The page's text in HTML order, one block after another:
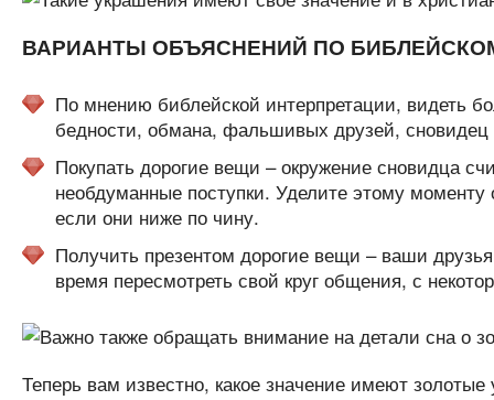
ВАРИАНТЫ ОБЪЯСНЕНИЙ ПО
По мнению библейской интерпретации, видеть
бедности, обмана, фальшивых друзей, сновидец
Покупать дорогие вещи – окружение сновидца
необдуманные поступки. Уделите этому
если они ниже по чину.
Получить презентом дорогие вещи – ваши
время пересмотреть свой круг общения, с
Теперь вам известно, какое значение имеют